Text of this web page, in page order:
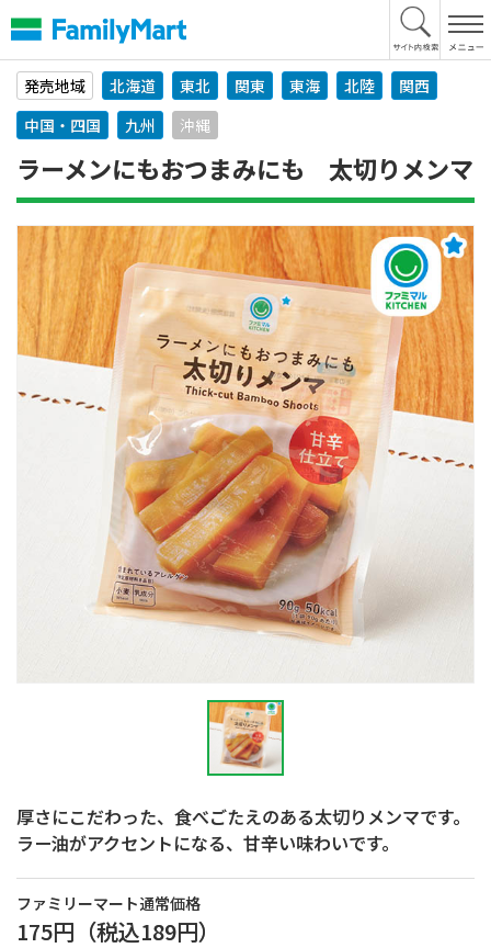
文
へ
発売地域
北海道 東北 関東 東海 北陸
関西
中国・四国
九州 沖縄
ラーメンにもおつまみにも 太切りメンマ
厚さにこだわった、食べごたえのある太切りメンマです。
ラー油がアクセントになる、甘辛い味わいです。
ファミリーマート通常価格
175円 （税込189円）